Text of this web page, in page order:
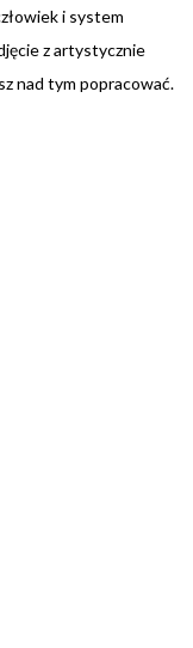
i system
z artystycznie
nad tym popracować.